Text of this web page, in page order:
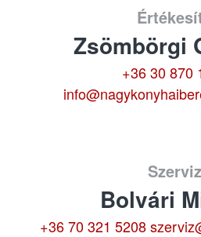
Zsömbörgi
+36 30 870
Szerviz
Bolvári
+36 70 321 5208